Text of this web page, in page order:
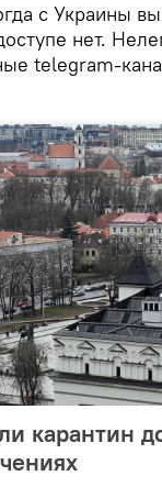
c Украины
нет.
telegram-
карантин